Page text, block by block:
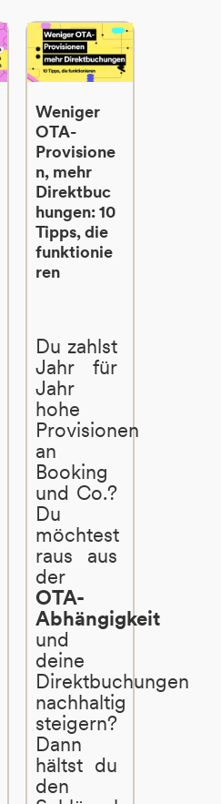
Weniger
OTA-
Provisione
n, mehr
Direktbuc
hungen: 10
Tipps, die
funktionie
ren
Du zahlst
Jahr für
Jahr
hohe
Provisionen
an
Booking
und Co.?
Du
möchtest
raus aus
der
OTA-
Abhängigkeit
und
deine
Direktbuchungen
nachhaltig
steigern?
Dann
hältst du
den